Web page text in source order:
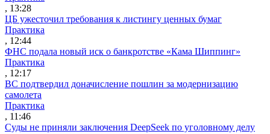
, 13:28
ЦБ ужесточил требования к листингу ценных бумаг
Практика
, 12:44
ФНС подала новый иск о банкротстве «Кама Шиппинг»
Практика
, 12:17
ВС подтвердил доначисление пошлин за модернизацию
самолета
Практика
, 11:46
Суды не приняли заключения DeepSeek по уголовному делу